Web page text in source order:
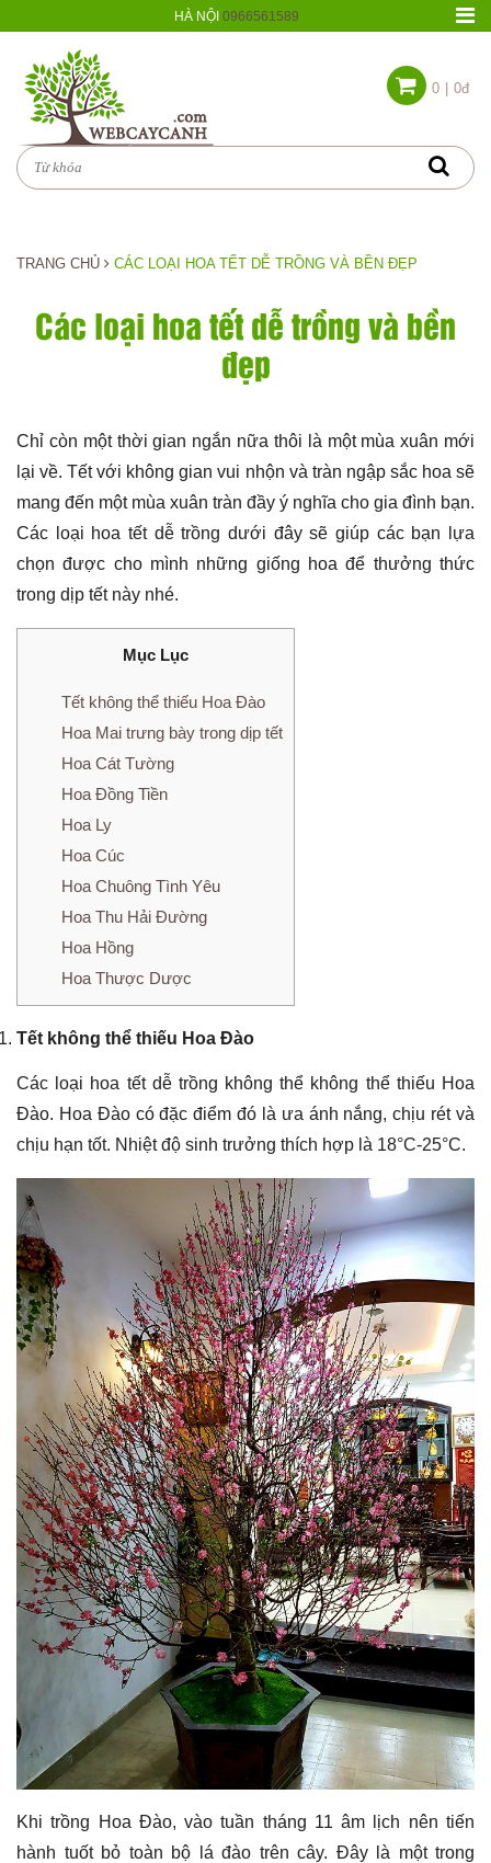
HÀ NỘI 0966561589
0 0đ
TRANG CHỦ CÁC LOẠI HOA TẾT DỄ TRỒNG VÀ BỀN ĐẸP
Các loại hoa tết dễ trồng và bền
đẹp
Chỉ còn một thời gian ngắn nữa thôi là một mùa xuân mới
lại về. Tết với không gian vui nhộn và tràn ngập sắc hoa sẽ
mang đến một mùa xuân tràn đầy ý nghĩa cho gia đình bạn.
Các loại hoa tết dễ trồng dưới đây sẽ giúp các bạn lựa
chọn được cho mình những giống hoa để thưởng thức
trong dịp tết này nhé.
Mục Lục
Tết không thể thiếu Hoa Đào
Hoa Mai trưng bày trong dịp tết
Hoa Cát Tường
Hoa Đồng Tiền
Hoa Ly
Hoa Cúc
Hoa Chuông Tình Yêu
Hoa Thu Hải Đường
Hoa Hồng
Hoa Thược Dược
Tết không thể thiếu Hoa Đào
Các loại hoa tết dễ trồng không thể không thể thiếu Hoa
Đào. Hoa Đào có đặc điểm đó là ưa ánh nắng, chịu rét và
chịu hạn tốt. Nhiệt độ sinh trưởng thích hợp là 18°C-25°C.
Khi trồng Hoa Đào, vào tuần tháng 11 âm lịch nên tiến
hành tuốt bỏ toàn bộ lá đào trên cây. Đây là một trong